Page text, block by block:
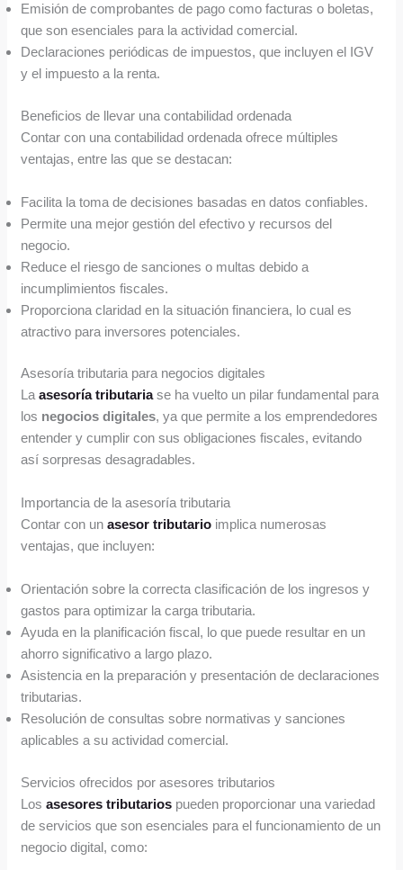
Emisión de comprobantes de pago como facturas o boletas,
que son esenciales para la actividad comercial.
Declaraciones periódicas de impuestos, que incluyen el IGV
y el impuesto a la renta.
Beneficios de llevar una contabilidad ordenada
Contar con una contabilidad ordenada ofrece múltiples
ventajas, entre las que se destacan:
Facilita la toma de decisiones basadas en datos confiables.
Permite una mejor gestión del efectivo y recursos del
negocio.
Reduce el riesgo de sanciones o multas debido a
incumplimientos fiscales.
Proporciona claridad en la situación financiera, lo cual es
atractivo para inversores potenciales.
Asesoría tributaria para negocios digitales
Laasesoría tributariase ha vuelto un pilar fundamental para
los negocios digitales, ya que permite a los emprendedores
entender y cumplir con sus obligaciones fiscales, evitando
así sorpresas desagradables.
Importancia de la asesoría tributaria
Contar con unasesor tributario implica numerosas
ventajas, que incluyen:
Orientación sobre la correcta clasificación de los ingresos y
gastos para optimizar la carga tributaria.
Ayuda en la planificación fiscal, lo que puede resultar en un
ahorro significativo a largo plazo.
Asistencia en la preparación y presentación de declaraciones
tributarias.
Resolución de consultas sobre normativas y sanciones
aplicables a su actividad comercial.
Servicios ofrecidos por asesores tributarios
Losasesores tributarios pueden proporcionar una variedad
de servicios que son esenciales para el funcionamiento de un
negocio digital, como: